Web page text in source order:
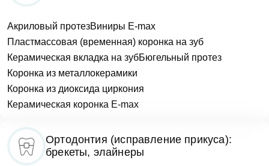
Акриловый протезВиниры E-max
Пластмассовая (временная) коронка на зуб
Керамическая вкладка на зубБюгельный протез
Коронка из металлокерамики
Коронка из диоксида циркония
Керамическая коронка E-max
Ортодонтия (исправление прикуса):
брекеты, элайнеры
Задать вопрос
Клиника Dental Way